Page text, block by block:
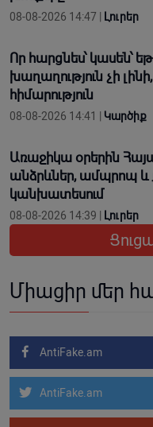
08-08-2026 14:47 | Լուրեր
Որ հարցնես՝ կասեն՝
խաղաղություն չի
հիմարnւթյուն
08-08-2026 14:41 | Կարծիք
Առաջիկա օրերին
անձրևներ, ամպրոպ և
կանխատեսում
08-08-2026 14:39 | Լուրեր
Միացիր մեր
AntiFake.am
AntiFake.am